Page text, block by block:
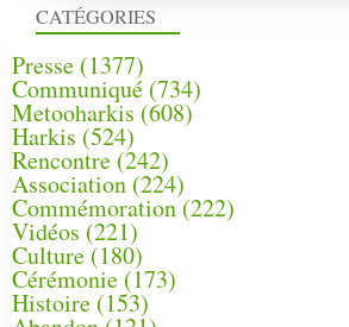
CATÉGORIES
Presse (1377)
Communiqué (734)
Metooharkis (608)
Harkis (524)
Rencontre (242)
Association (224)
Commémoration(222)
Vidéos (221)
Culture(180)
Cérémonie (173)
Histoire (153)